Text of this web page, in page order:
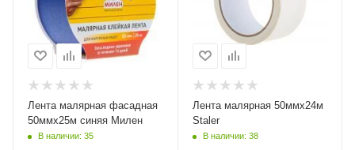
Лента малярная фасадная
50ммх25м синяя Милен
В наличии: 35
Лента малярная 50ммх24м
Staler
В наличии: 38